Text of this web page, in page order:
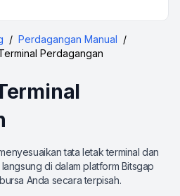
/ Perdagangan Manual /
Perdagangan
tata letak terminal dan
di dalam platform Bitsgap
Anda secara terpisah.